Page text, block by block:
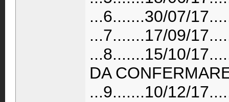
...6.......30/07/
...7.......17/09/
...8.......15/10/
DA
...9.......10/12/